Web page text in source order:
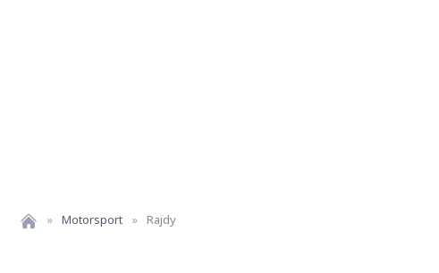
» Motorsport » Rajdy